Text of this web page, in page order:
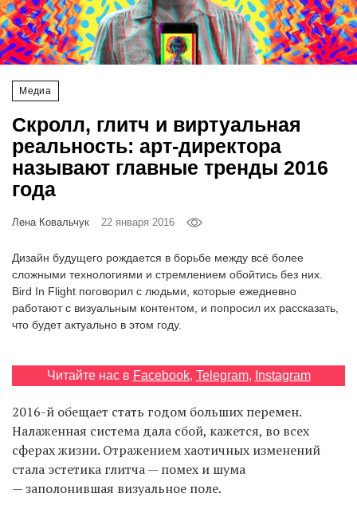
EN
UA
Медиа
Скролл, глитч и виртуальная
реальность: арт-директора
называют главные тренды 2016
года
Лена Ковальчук 22 января 2016
Дизайн будущего рождается в борьбе между всё более
сложными технологиями и стремлением обойтись без них.
Bird In Flight поговорил с людьми, которые ежедневно
работают с визуальным контентом, и попросил их рассказать,
что будет актуально в этом году.
Читайте нас в Facebook, Telegram, Instagram
2016-й обещает стать годом больших перемен.
Налаженная система дала сбой, кажется, во всех
сферах жизни. Отражением хаотичных изменений
стала эстетика глитча — помех и шума
— заполонившая визуальное поле.